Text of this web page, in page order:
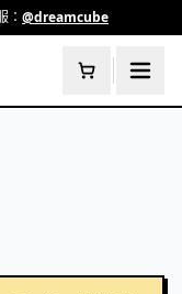
： @dreamcube